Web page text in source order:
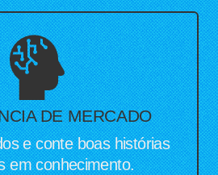
DE MERCADO
e conte boas histórias
em conhecimento.